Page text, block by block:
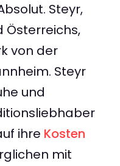
Steyr,
Österreichs,
von der
Steyr
und
ihre Kosten
mit